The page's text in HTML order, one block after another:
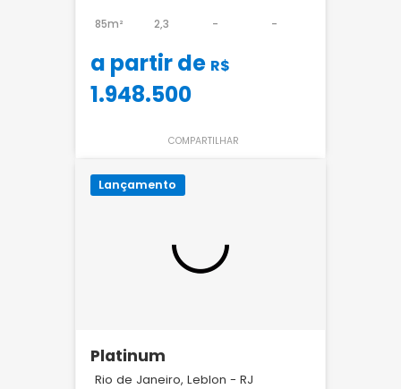
85m² 2,3 - -
a partir de R$
1.948.500
COMPARTILHAR
Lançamento
Platinum
Rio de Janeiro, Leblon - RJ